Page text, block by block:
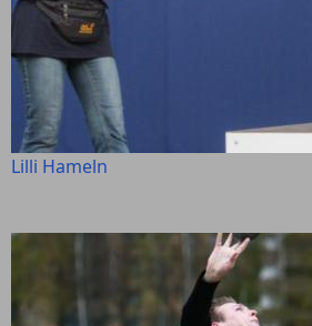
Lilli Hameln